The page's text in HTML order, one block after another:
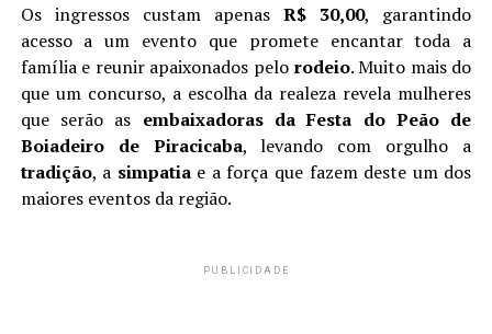
Os ingressos custam apenasR$ 30,00, garantindo
acesso a um evento que promete encantar toda a
família e reunir apaixonados pelo rodeio. Muito mais do
que um concurso, a escolha da realeza revela mulheres
que serão as embaixadoras da Festa do Peão de
Boiadeiro de Piracicaba, levando com orgulho a
tradição, a simpatiae a força que fazem deste um dos
maiores eventos da região.
PUBLICIDADE